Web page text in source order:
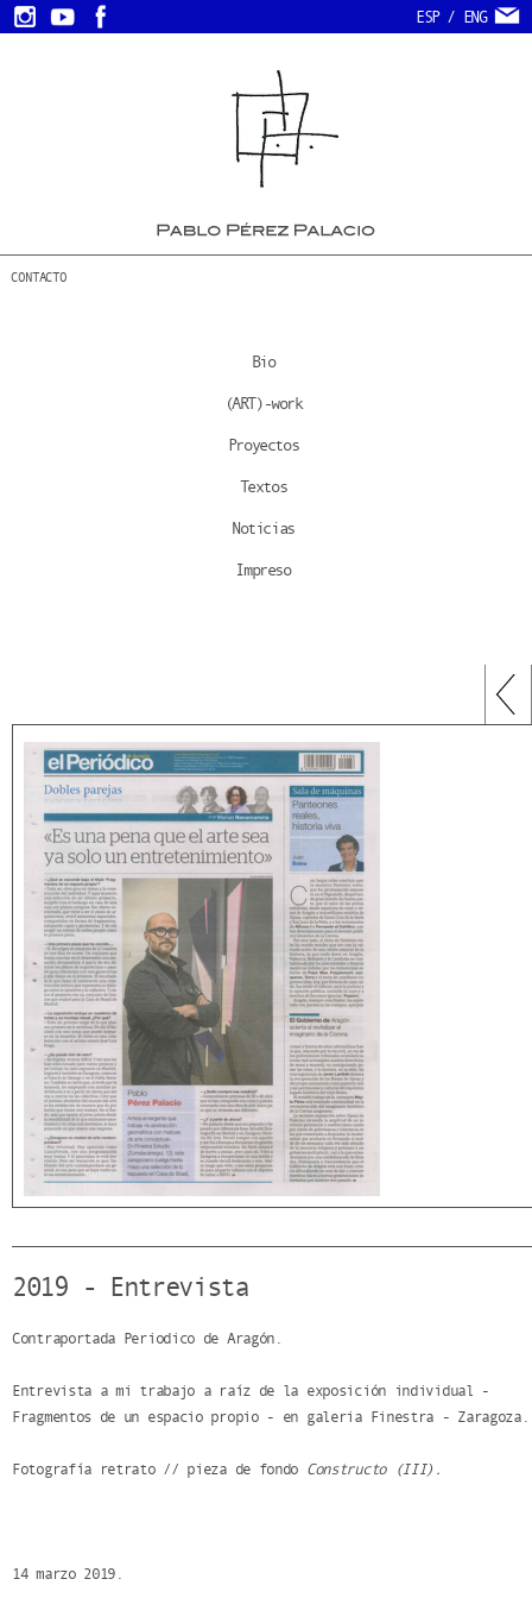
ESP/ ENG
CONTACTO
Bio
(ART)-work
Proyectos
Textos
Noticias
Impreso
2019 - Entrevista
Contraportada Periodico de Aragón.
Entrevista a mi trabajo a raíz de la exposición individual -
Fragmentos de un espacio propio - en galeria Finestra - Zaragoza.
Fotografía retrato // pieza de fondo Constructo (III).
14 marzo 2019.